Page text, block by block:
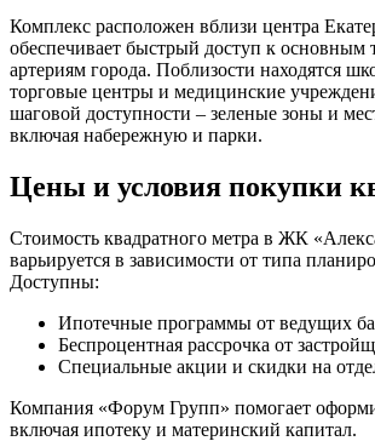
Комплекс расположен вблизи центра
обеспечивает быстрый доступ к основным
артериям города. Поблизости находятся
торговые центры и медицинские
шаговой доступности – зеленые зоны и
включая набережную и парки.
Цены и условия покупки
Стоимость квадратного метра в ЖК
варьируется в зависимости от типа
Доступны:
Ипотечные программы от ведущих
Беспроцентная рассрочка от
Специальные акции и скидки на
Компания «Форум Групп» помогает
включая ипотеку и материнский капитал.